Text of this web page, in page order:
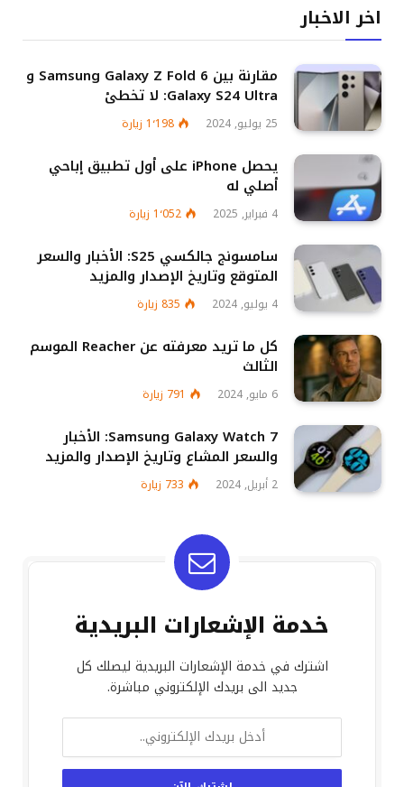
اخر الاخبار
مقارنة بين Samsung Galaxy Z Fold 6 و
Galaxy S24 Ultra: لا تخطئ
25 يوليو, 2024 1٬198 زيارة
يحصل iPhone على أول تطبيق إباحي
أصلي له
4 فبراير, 2025 1٬052 زيارة
سامسونج جالكسي S25: الأخبار والسعر
المتوقع وتاريخ الإصدار والمزيد
4 يوليو, 2024 835 زيارة
كل ما تريد معرفته عن Reacher الموسم
الثالث
6 مايو, 2024 791 زيارة
Samsung Galaxy Watch 7: الأخبار
والسعر المشاع وتاريخ الإصدار والمزيد
2 أبريل, 2024 733 زيارة
خدمة الإشعارات البريدية
اشترك في خدمة الإشعارات البريدية ليصلك كل
جديد الى بريدك الإلكتروني مباشرة.